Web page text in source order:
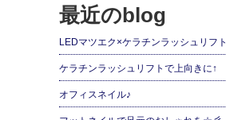
最近のblog
LEDマツエク×ケラチンラッシュリフト
ケラチンラッシュリフトで上向きに↑
オフィスネイル♪